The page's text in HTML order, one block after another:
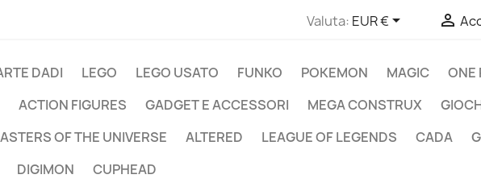
Valuta: EUR € 
DADI LEGO LEGO USATO FUNKO POKEMON MAGIC
ONE
ACTION FIGURES
GADGET E ACCESSORI MEGA CONSTRUX
OF THE UNIVERSE
ALTERED LEAGUE OF LEGENDS CADA
DIGIMON
CUPHEAD